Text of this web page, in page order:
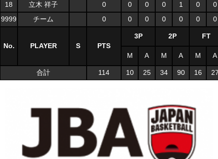
18 立木 祥子 0 0 0 0 1 0
0
9999
チーム 0 0 0 0 0 0 0
No. PLAYER S PTS
3P 2P FT
M A M A M A
合計 114 10 25 34 90 16